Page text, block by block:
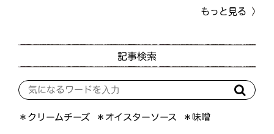
もっと見る
記事検索
＊クリームチーズ ＊オイスターソース ＊味噌